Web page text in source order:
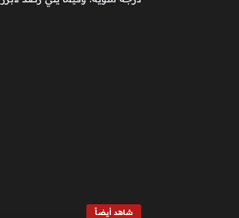
شاهد أيضاً